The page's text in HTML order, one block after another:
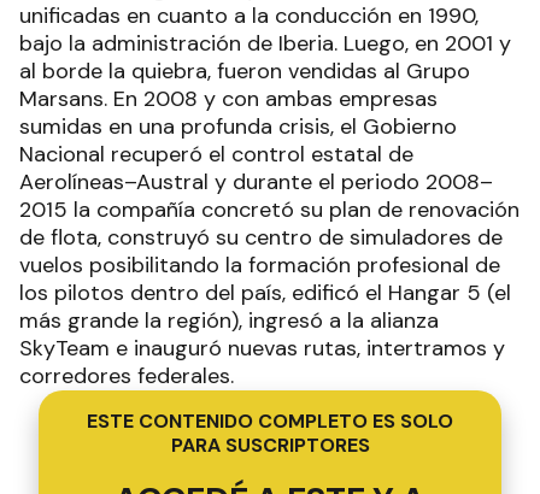
unificadas en cuanto a la conducción en 1990,
bajo la administración de Iberia. Luego, en 2001 y
al borde la quiebra, fueron vendidas al Grupo
Marsans. En 2008 y con ambas empresas
sumidas en una profunda crisis, el Gobierno
Nacional recuperó el control estatal de
Aerolíneas–Austral y durante el periodo 2008–
2015 la compañía concretó su plan de renovación
de flota, construyó su centro de simuladores de
vuelos posibilitando la formación profesional de
los pilotos dentro del país, edificó el Hangar 5 (el
más grande la región), ingresó a la alianza
SkyTeam e inauguró nuevas rutas, intertramos y
corredores federales.
ESTE CONTENIDO COMPLETO ES SOLO
PARA SUSCRIPTORES